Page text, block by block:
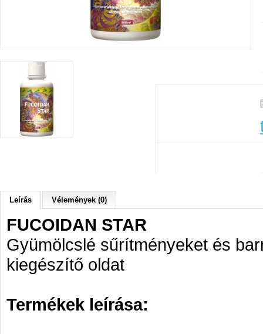
Leírás Vélemények (0)
FUCOIDAN STAR
Gyümölcslé sűrítményeket és
kiegészítő oldat
Termékek leírása: